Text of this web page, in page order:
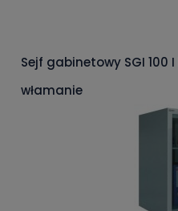
Sejf gabinetowy SGI
włamanie